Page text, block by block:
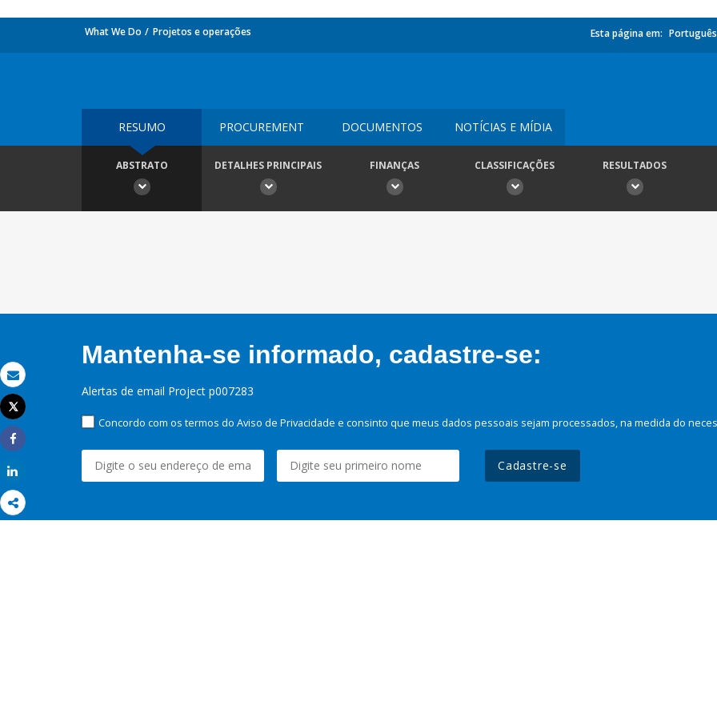
Email
Imprimir
Tweet
Share
What We Do Projetos e operações Esta página em: Português
RESUMO PROCUREMENT DOCUMENTOS NOTÍCIAS E MÍDIA
ABSTRATO DETALHES PRINCIPAIS FINANÇAS CLASSIFICAÇÕES RESULTADOS
Mantenha-se informado, cadastre-se:
Alertas de email Project p007283
Concordo com os termos do Aviso de Privacidade e consinto que meus dados pessoais sejam processados, na medida do
Cadastre-se